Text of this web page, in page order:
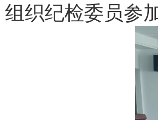
组织纪检委员参